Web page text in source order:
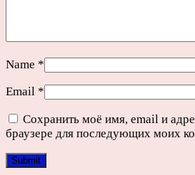
Name *
Email *
Сохранить моё имя, email и
браузере для последующих моих